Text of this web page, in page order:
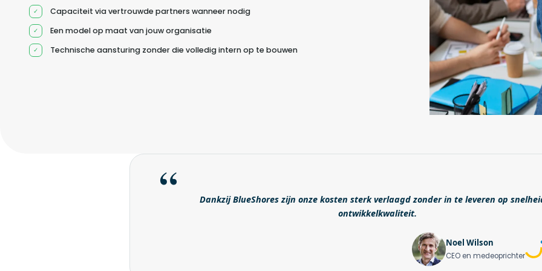
Capaciteit via vertrouwde partners wanneer nodig
Een model op maat van jouw organisatie
Technische aansturing zonder die volledig intern op te bouwen
Dankzij BlueShores zijn onze kosten sterk verlaagd zonder in te leveren op
ontwikkelkwaliteit.
Noel Wilson
CEO en medeoprichter